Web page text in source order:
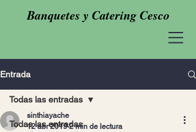
Banquetes y Catering Cesco
Entrada
Todas las entradas
Todas las entradas
sinthiayache
12 abr 2019 2 min de lectura